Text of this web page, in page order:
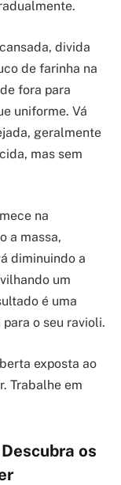
divida
de farinha na
fora para
uniforme. Vá
geralmente
mas sem
na
a massa,
diminuindo a
um
é uma
o seu ravioli.
exposta ao
Trabalhe em
os